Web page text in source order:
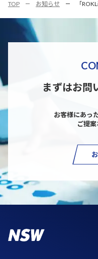
TOP お知らせ 「
まずはお問
お客様にあっ
ご提案